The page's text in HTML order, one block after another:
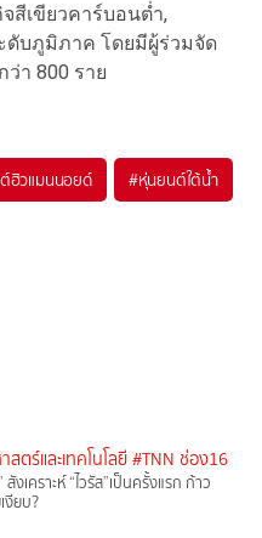
สีเขียวคาร์บอนต่ำ,
ดับภูมิภาค โดยมีผู้ร่วมจัด
า 800 ราย
ฮิวแมนนอยด์ #หุ่นยนต์ใต้น้ำ
ตร์และเทคโนโลยี #TNN ช่อง16
สังเคราะห์ “ไวรัส”เป็นครั้งแรก ก้าว
งียบ?